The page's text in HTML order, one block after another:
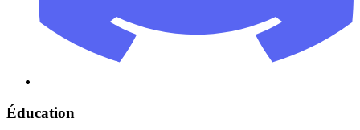
Éducation